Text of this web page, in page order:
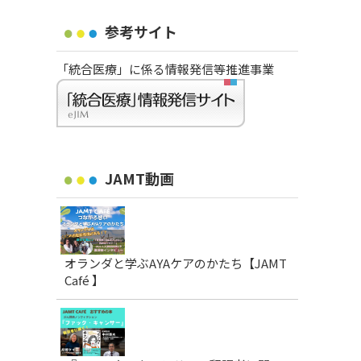
参考サイト
「統合医療」に係る情報発信等推進事業
JAMT動画
オランダと学ぶAYAケアのかたち【JAMT
Café 】